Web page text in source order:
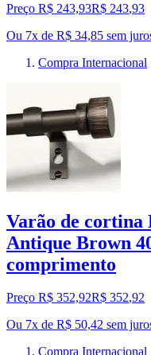
Preço R$ 243,93R$ 243,93
Ou 7x de R$ 34,85 sem
Compra Internacional
Varão de
Antique Brown
comprimento
Preço R$ 352,92R$ 352,92
Ou 7x de R$ 50,42 sem
Compra Internacional